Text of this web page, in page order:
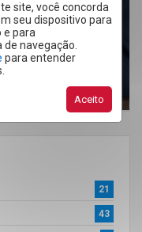
site, você concorda
seu dispositivo para
e para
navegação.
para entender
Aceito
fazer antes de
um imóvel?
21
43